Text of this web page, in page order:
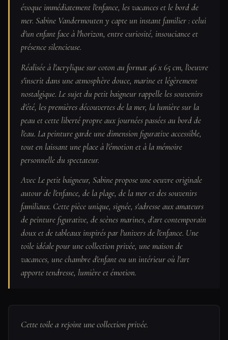
évoque immédiatement l'enfance, les vacances et le bord de
mer. Sabine Vandermouten y capte un instant familier : celui
d'un enfant face à l'horizon, entre curiosité, insouciance et
présence silencieuse.
Réalisée à l'acrylique sur coton au format 46 x 65 cm, l'oeuvre
s'inscrit dans une atmosphère douce, marine et légèrement
nostalgique. Le sujet du petit baigneur rappelle les souvenirs
d'été, les premières découvertes de la mer, la lumière sur la
peau et cette liberté propre aux journées passées au bord de
l'eau. La peinture garde une dimension figurative accessible,
tout en laissant une place à l'émotion et à la mémoire
personnelle du spectateur.
Avec Le petit baigneur, Sabine propose une oeuvre originale
autour de l'enfance, de la plage, de la mer et des souvenirs
familiaux. Cette pièce unique, signée, s'adresse aux amateurs
de peinture figurative, de scènes marines, d'art contemporain
doux et de tableaux inspirés par l'univers de l'enfance. Une
toile idéale pour une collection privée, une maison de
vacances, une chambre d'enfant ou un intérieur où l'art
apporte tendresse, lumière et émotion.
Cette toile a rejoint une collection privée.